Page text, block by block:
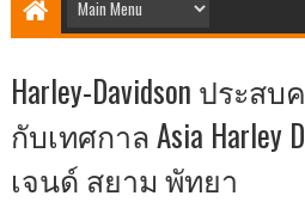
Harley-Davidson ประส
กับเทศกาล Asia Harley
เจนด์ สยาม พัทยา